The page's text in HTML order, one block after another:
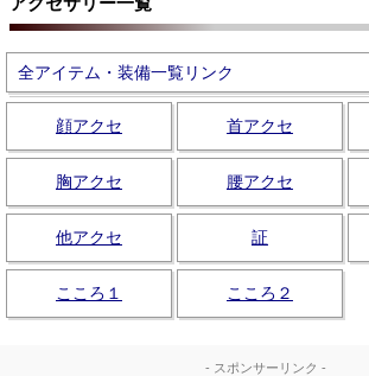
全アイテム・装備一覧リンク
顔アクセ 首アクセ
胸アクセ 腰アクセ
他アクセ 証
こころ１ こころ２
- スポンサーリンク -